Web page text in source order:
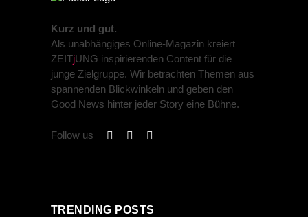
Kurz und gut.
Als unabhängiges Online-Magazin kreiert
ZEITjUNG inspirierenden Content für die
junge Zielgruppe. Wir betrachten Themen aus
spannenden Blickwinkeln und geben den
Good News hinter jeder Story eine Bühne.
Follow us
TRENDING POSTS